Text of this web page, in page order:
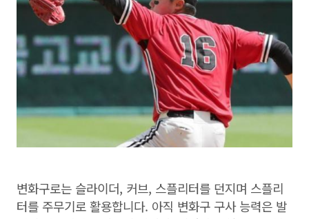
변화구로는 슬라이더, 커브, 스플리터를 던지며 스플리
터를 주무기로 활용합니다. 아직 변화구 구사 능력은 발